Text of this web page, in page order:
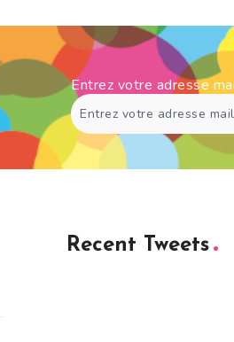
Entrez votre adresse
Recent Tweets